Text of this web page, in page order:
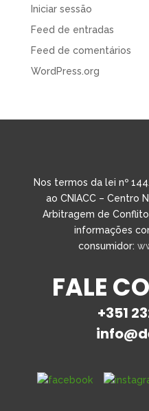
Iniciar sessão
Feed de entradas
Feed de comentários
WordPress.org
Nos termos da lei nº
ao CNIACC – Centro
Arbitragem de
informações
consumidor:
FALE
+351